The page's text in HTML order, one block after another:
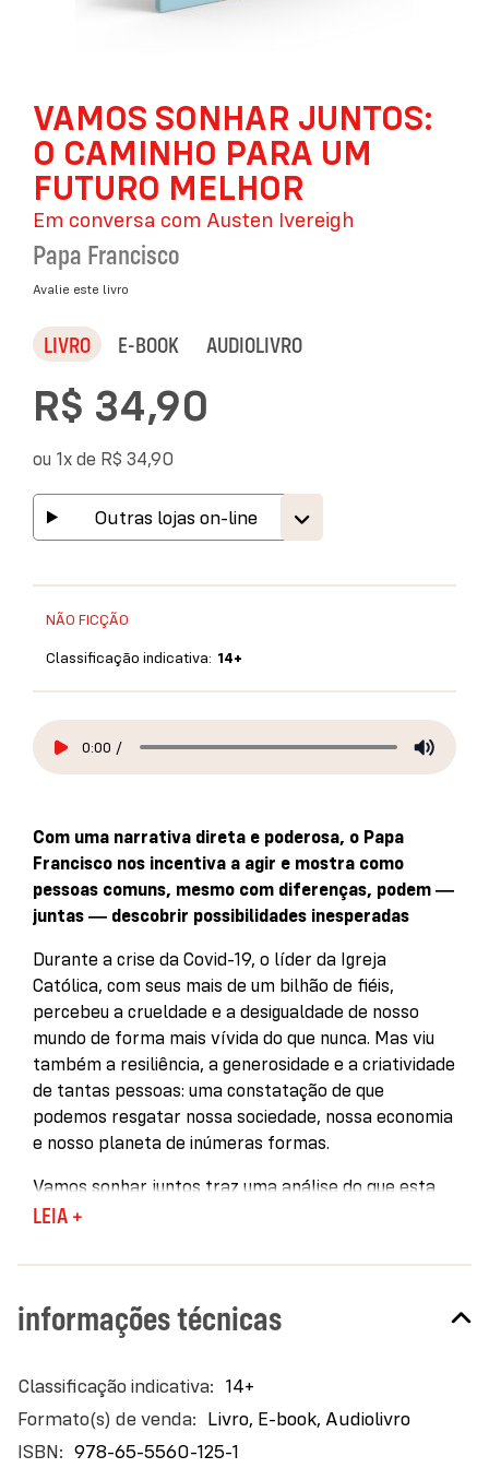
Galeria
imagens
VAMOS SONHAR JUNTOS:
O CAMINHO PARA UM
FUTURO MELHOR
Em conversa com Austen Ivereigh
Papa Francisco
Avalie este livro
LIVRO E-BOOK AUDIOLIVRO
R$ 34,90
ou 1x de R$ 34,90
Outras lojas on-line
NÃO FICÇÃO
Classificação indicativa: 14+
0:00 /
Com uma narrativa direta e poderosa, o Papa
Francisco nos incentiva a agir e mostra como
pessoas comuns, mesmo com diferenças, podem ―
juntas ― descobrir possibilidades inesperadas
Durante a crise da Covid-19, o líder da Igreja
Católica, com seus mais de um bilhão de fiéis,
percebeu a crueldade e a desigualdade de nosso
mundo de forma mais vívida do que nunca. Mas viu
também a resiliência, a generosidade e a criatividade
de tantas pessoas: uma constatação de que
podemos resgatar nossa sociedade, nossa economia
e nosso planeta de inúmeras formas.
Vamos sonhar juntos traz uma análise do que esta
crise pode nos ensinar sobre a maneira como
nossas vidas e no mundo. Segundo ele, esta
cometeremos um grande erro se tentarmos voltar
para um estado anterior a ela. Se tivermos coragem
melhores do que antes.
LEIA +
informações técnicas
Mais
informações
14+
Livro, E-book, Audiolivro
978-65-5560-125-1